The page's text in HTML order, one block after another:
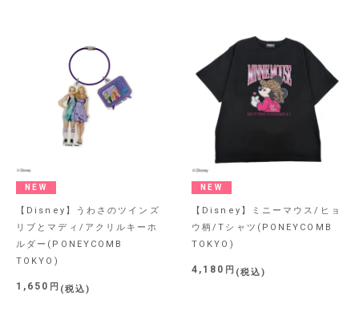
NEW
【Disney】うわさのツインズ
リブとマディ/アクリルキーホ
ルダー(PONEYCOMB
TOKYO)
1,650 税込
NEW
【Disney】ミニーマウス/ヒョ
ウ柄/Tシャツ(PONEYCOMB
TOKYO)
4,180 税込